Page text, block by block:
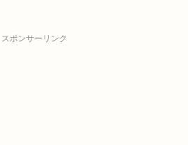
スポンサーリンク